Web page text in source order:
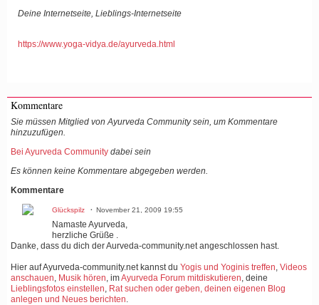
Deine Internetseite, Lieblings-Internetseite
https://www.yoga-vidya.de/ayurveda.html
Kommentare
Sie müssen Mitglied von Ayurveda Community sein, um Kommentare
hinzuzufügen.
Bei Ayurveda Community dabei sein
Es können keine Kommentare abgegeben werden.
Kommentare
Glückspilz November 21, 2009 19:55
Namaste Ayurveda,
herzliche Grüße .
Danke, dass du dich der Aurveda-community.net angeschlossen hast.
Hier auf Ayurveda-community.net kannst du Yogis und Yoginis treffen, Videos
anschauen, Musik hören, imAyurveda Forum mitdiskutieren, deine
Lieblingsfotos einstellen, Rat suchen oder geben, deinen eigenen Blog
anlegen und Neues berichten.